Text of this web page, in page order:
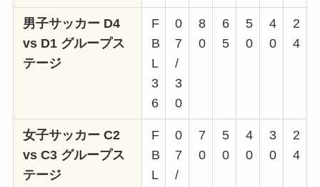
男子サッカー D4
vs D1 グループス
テージ
F
B
L
3
6
0
7
/
3
0
8
0
6
5
5
0
4
0
2
4
女子サッカー C2
vs C3 グループス
テージ
F
B
L
0
7
/
7
0
5
0
4
0
3
0
2
4